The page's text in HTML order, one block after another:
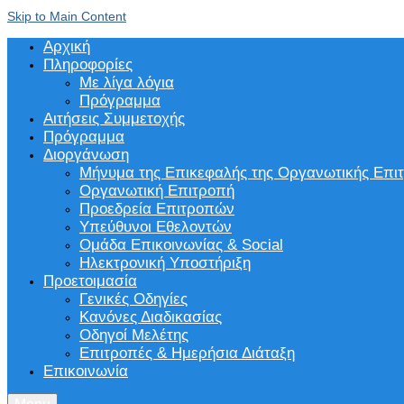
Skip to Main Content
Αρχική
Πληροφορίες
Με λίγα λόγια
Πρόγραμμα
Αιτήσεις Συμμετοχής
Πρόγραμμα
Διοργάνωση
Μήνυμα της Επικεφαλής της Οργανωτικής
Οργανωτική Επιτροπή
Προεδρεία Επιτροπών
Υπεύθυνοι Εθελοντών
Ομάδα Επικοινωνίας & Social
Ηλεκτρονική Υποστήριξη
Προετοιμασία
Γενικές Οδηγίες
Κανόνες Διαδικασίας
Οδηγοί Μελέτης
Επιτροπές & Ημερήσια Διάταξη
Επικοινωνία